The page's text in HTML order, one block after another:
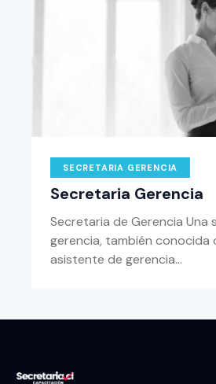
SECRETARIA GERENCIA
Secretaria Gerencia
Secretaria de Gerencia Una
gerencia, también conocida
asistente de gerencia…